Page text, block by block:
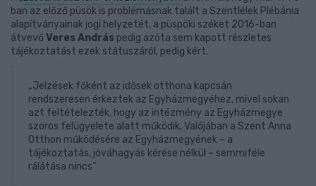
ban az előző püsök is problémásnak talált a Szentlélek Plébánia
alapítványainak jogi helyzetét, a püspöki széket 2016-ban
átvevő Veres András pedig azóta sem kapott részletes
tájékoztatást ezek státuszáról, pedig kért.
„Jelzések főként az idősek otthona kapcsán
rendszeresen érkeztek az Egyházmegyéhez, mivel sokan
azt feltételezték, hogy az intézmény az Egyházmegye
szoros felügyelete alatt működik. Valójában a Szent Anna
Otthon működésére az Egyházmegyének – a
tájékoztatás, jóváhagyás kérése nélkül – semmiféle
rálátása nincs”